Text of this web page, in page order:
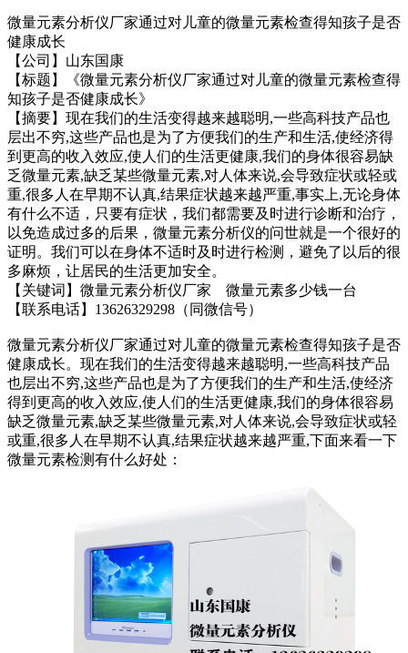
微量元素分析仪厂家通过对儿童的微量元素检查得知孩子是否
健康成长
【公司】山东国康
【标题】《微量元素分析仪厂家通过对儿童的微量元素检查得
知孩子是否健康成长》
【摘要】 现在我们的生活变得越来越聪明,一些高科技产品也
层出不穷,这些产品也是为了方便我们的生产和生活,使经济得
到更高的收入效应,使人们的生活更健康,我们的身体很容易缺
乏微量元素,缺乏某些微量元素,对人体来说,会导致症状或轻或
重,很多人在早期不认真,结果症状越来越严重,事实上,无论身体
有什么不适，只要有症状，我们都需要及时进行诊断和治疗，
以免造成过多的后果，微量元素分析仪的问世就是一个很好的
证明。我们可以在身体不适时及时进行检测，避免了以后的很
多麻烦，让居民的生活更加安全。
【关键词】 微量元素分析仪厂家 微量元素多少钱一台
【联系电话】13626329298（同微信号）
微量元素分析仪厂家通过对儿童的微量元素检查得知孩子是否
健康成长。 现在我们的生活变得越来越聪明,一些高科技产品
也层出不穷,这些产品也是为了方便我们的生产和生活,使经济
得到更高的收入效应,使人们的生活更健康,我们的身体很容易
缺乏微量元素,缺乏某些微量元素,对人体来说,会导致症状或轻
或重,很多人在早期不认真,结果症状越来越严重,下面来看一下
微量元素检测有什么好处：